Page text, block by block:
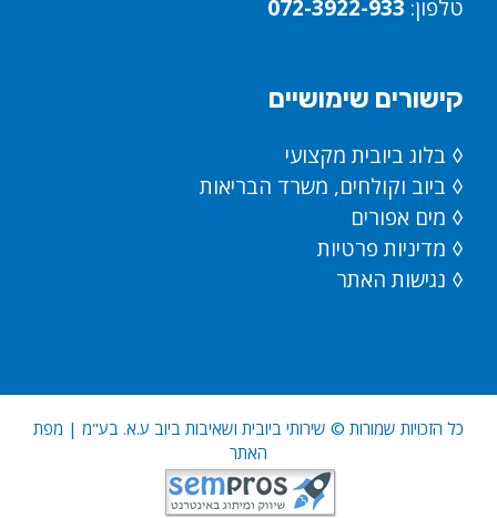
טלפון: 072-3922-933
קישורים שימושיים
◊ בלוג ביובית מקצועי
◊ ביוב וקולחים, משרד הבריאות
◊ מים אפורים
◊ מדיניות פרטיות
◊ נגישות האתר
כל הזכויות שמורות © שירותי ביובית ושאיבות ביוב ע.א. בע"מ | מפת
האתר